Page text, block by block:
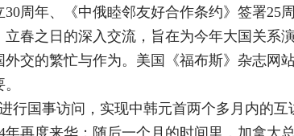
周年、《中俄睦邻友好合作条约》签署25
春之日的深入交流，旨在为今年大国关系演
交的繁忙与作为。美国《福布斯》杂志网
行国事访问，实现中韩元首两个多月内的互
再度来华；随后一个月的时间里，加拿大